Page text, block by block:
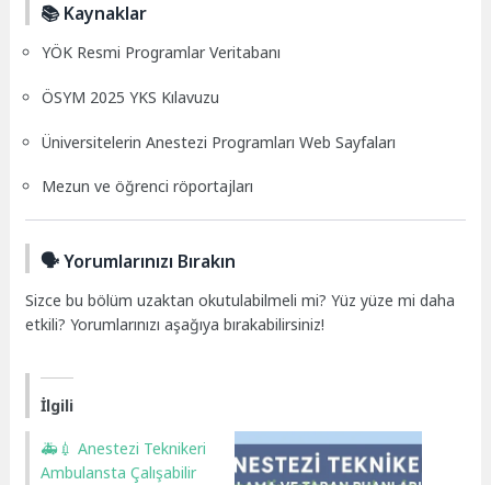
📚 Kaynaklar
YÖK Resmi Programlar Veritabanı
ÖSYM 2025 YKS Kılavuzu
Üniversitelerin Anestezi Programları Web Sayfaları
Mezun ve öğrenci röportajları
🗣️ Yorumlarınızı Bırakın
Sizce bu bölüm uzaktan okutulabilmeli mi? Yüz yüze mi daha
etkili? Yorumlarınızı aşağıya bırakabilirsiniz!
İlgili
🚑💉 Anestezi Teknikeri
Ambulansta Çalışabilir